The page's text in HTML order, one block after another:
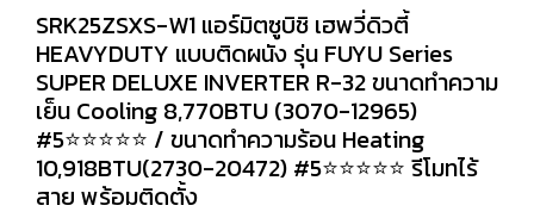
SRK25ZSXS-W1 แอร์มิตซูบิชิ เฮพวี่ดิวตี้
HEAVYDUTY แบบติดผนัง รุ่น FUYU Series
SUPER DELUXE INVERTER R-32 ขนาดทำความ
เย็น Cooling 8,770BTU (3070-12965)
#5⭐⭐⭐⭐⭐ / ขนาดทำความร้อน Heating
10,918BTU(2730-20472) #5⭐⭐⭐⭐⭐ รีโมทไร้
สาย พร้อมติดตั้ง